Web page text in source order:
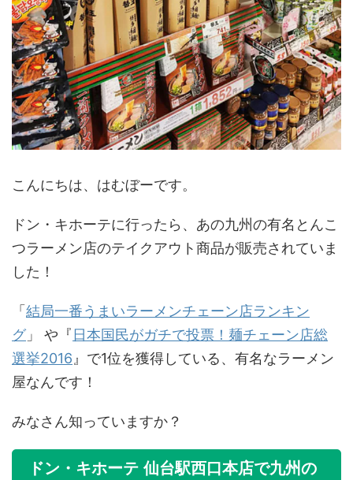
こんにちは、はむぼーです。
ドン・キホーテに行ったら、あの九州の有名とんこ
つラーメン店のテイクアウト商品が販売されていま
した！
「 結局一番うまいラーメンチェーン店ランキン
グ」 や『 日本国民がガチで投票！麺チェーン店総
選挙2016 』で1位を獲得している、有名なラーメン
屋なんです！
みなさん知っていますか？
ドン・キホーテ 仙台駅西口本店で九州の